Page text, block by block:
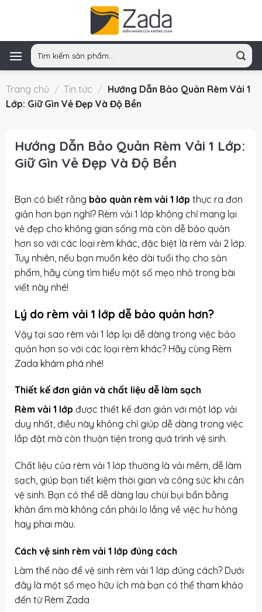
Tìm
kiếm:
Trang chủ / Tin tức / Hướng Dẫn Bảo Quản Rèm Vải 1
Lớp: Giữ Gìn Vẻ Đẹp Và Độ Bền
Hướng Dẫn Bảo Quản Rèm Vải 1 Lớp:
Giữ Gìn Vẻ Đẹp Và Độ Bền
Bạn có biết rằng bảo quản rèm vải 1 lớp thực ra đơn
giản hơn bạn nghĩ? Rèm vải 1 lớp không chỉ mang lại
vẻ đẹp cho không gian sống mà còn dễ bảo quản
hơn so với các loại rèm khác, đặc biệt là rèm vải 2 lớp.
Tuy nhiên, nếu bạn muốn kéo dài tuổi thọ cho sản
phẩm, hãy cùng tìm hiểu một số mẹo nhỏ trong bài
viết này nhé!
Lý do rèm vải 1 lớp dễ bảo quản hơn?
Vậy tại sao rèm vải 1 lớp lại dễ dàng trong việc bảo
quản hơn so với các loại rèm khác? Hãy cùng Rèm
Zada khám phá nhé!
Thiết kế đơn giản và chất liệu dễ làm sạch
Rèm vải 1 lớp được thiết kế đơn giản với một lớp vải
duy nhất, điều này không chỉ giúp dễ dàng trong việc
lắp đặt mà còn thuận tiện trong quá trình vệ sinh.
Chất liệu của rèm vải 1 lớp thường là vải mềm, dễ làm
sạch, giúp bạn tiết kiệm thời gian và công sức khi cần
vệ sinh. Bạn có thể dễ dàng lau chùi bụi bẩn bằng
khăn ẩm mà không cần phải lo lắng về việc hư hỏng
hay phai màu.
Cách vệ sinh rèm vải 1 lớp đúng cách
Làm thế nào để vệ sinh rèm vải 1 lớp đúng cách? Dưới
đây là một số mẹo hữu ích mà bạn có thể tham khảo
đến từ Rèm Zada